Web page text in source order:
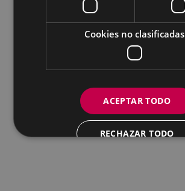
Cookies no clasificadas
ACEPTAR TODO
RECHAZAR TODO